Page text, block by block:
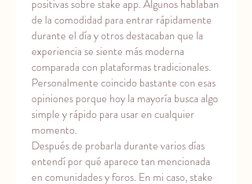
positivas sobre stake app. Algunos hablaban
de la comodidad para entrar rápidamente
durante el día y otros destacaban que la
experiencia se siente más moderna
comparada con plataformas tradicionales.
Personalmente coincido bastante con esas
opiniones porque hoy la mayoría busca algo
simple y rápido para usar en cualquier
momento.
Después de probarla durante varios días
entendí por qué aparece tan mencionada
en comunidades y foros. En mi caso, stake